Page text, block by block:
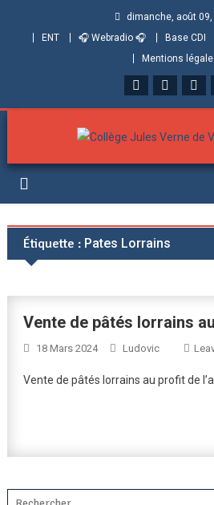
dimanche, août 09,
ENT
🎧 Webradio 🎧 Base CDI
Mentions
Collège
Vittel
Étiquette : Pates Lorrains
Vente de pâtés lorrains
18 Mars 2024 Ludovic
Vente de pâtés lorrains au profit de